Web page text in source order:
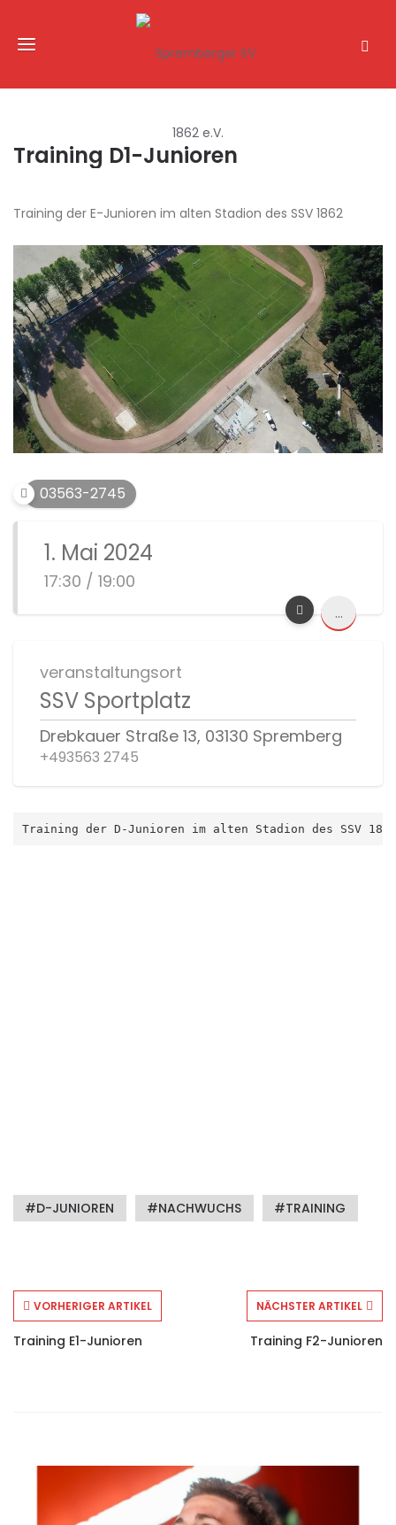
Training D1-Junioren
Training der E-Junioren im alten Stadion des SSV 1862
03563-2745
1. Mai 2024
17:30 / 19:00
...
veranstaltungsort
SSV Sportplatz
Drebkauer Straße 13, 03130 Spremberg
+493563 2745
Training der D-Junioren im alten Stadion des SSV 1862
D-JUNIOREN NACHWUCHS TRAINING
VORHERIGER ARTIKEL
Training E1-Junioren
NÄCHSTER ARTIKEL
Training F2-Junioren